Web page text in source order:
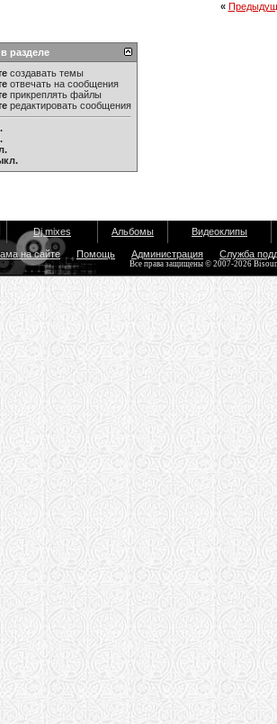
«
разделе
создавать темы
отвечать на сообщения
прикреплять файлы
редактировать сообщения
Dj mixes Альбомы Видеоклипы
на сайте Помощь Администрация Служба
Все права защищены © 2007-2026